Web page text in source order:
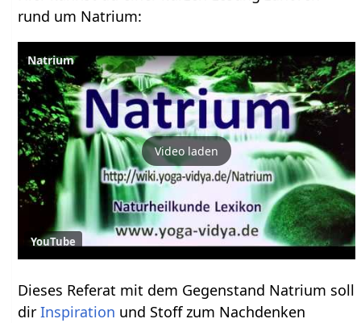
rund um Natrium:
Natrium
Video laden
YouTube
Dieses Referat mit dem Gegenstand Natrium soll
dirInspiration und Stoff zum Nachdenken